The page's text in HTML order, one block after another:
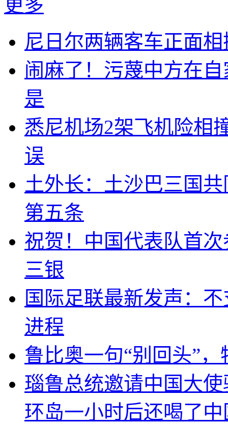
更多
尼日尔两辆客车正面
闹麻了！污蔑中方在
是
悉尼机场2架飞机险相
误
土外长：土沙巴三国
第五条
祝贺！中国代表队首
三银
国际足联最新发声：
进程
鲁比奥一句“别回头”
瑙鲁总统邀请中国大
环岛一小时后还喝了